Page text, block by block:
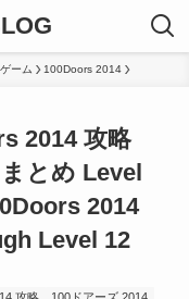
ーム 100Doors 2014
2014 攻略
とめ Level
2014
Level 12